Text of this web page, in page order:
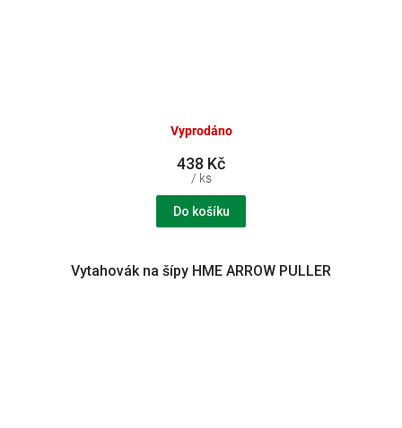
Vyprodáno
438 Kč
/ ks
Do košíku
Vytahovák na šípy HME ARROW PULLER